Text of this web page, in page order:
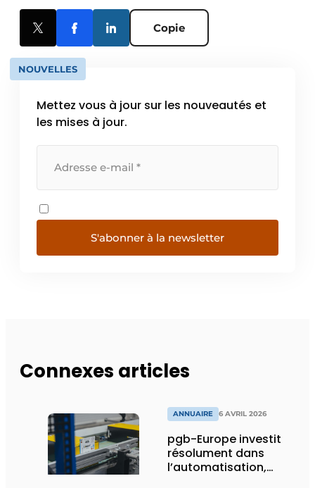
Copie
NOUVELLES
Mettez vous à jour sur les nouveautés et
les mises à jour.
S'abonner à la newsletter
Connexes articles
ANNUAIRE 6 AVRIL 2026
pgb-Europe investit
résolument dans
l’automatisation,